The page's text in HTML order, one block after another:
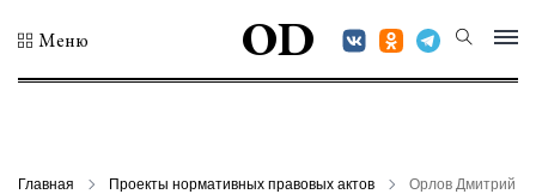
Меню OD
Главная Проекты нормативных правовых актов
Орлов Дмитрий